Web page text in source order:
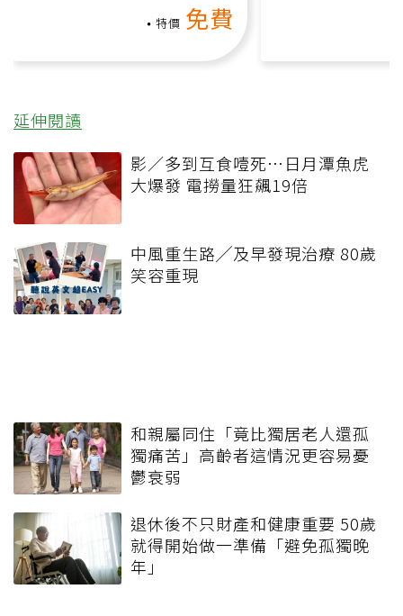
特價 免費
延伸閱讀
影／多到互食噎死…日月潭魚虎
大爆發 電撈量狂飆19倍
中風重生路╱及早發現治療 80歲
笑容重現
和親屬同住「竟比獨居老人還孤
獨痛苦」高齡者這情況更容易憂
鬱衰弱
退休後不只財產和健康重要 50歲
就得開始做一準備「避免孤獨晚
年」